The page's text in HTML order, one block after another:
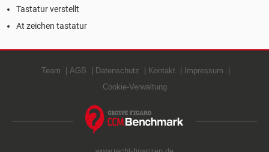
Tastatur verstellt
At zeichen tastatur
Team AGB Datenschutz Kontakt
Impressum
Cookie-Verwaltung